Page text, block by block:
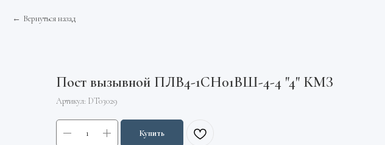
Вернуться назад
Пост вызывной ПЛВ4-1СН01ВШ-4-4 "4" КМЗ
Артикул: DT03029
Купить